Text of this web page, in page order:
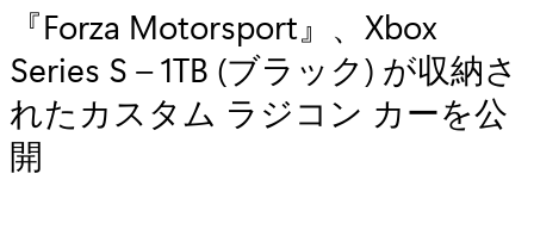
リ
『Forza Motorsport』、Xbox
Series S – 1TB (ブラック) が収納さ
れたカスタム ラジコン カーを公
開